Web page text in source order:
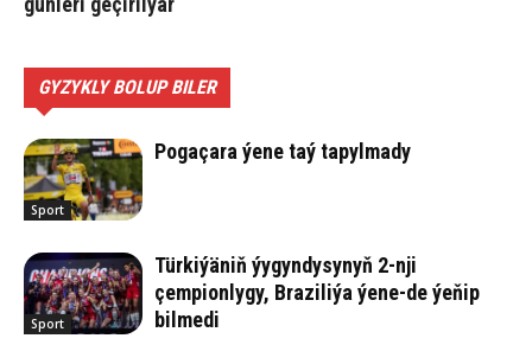
GYZYKLY BOLUP BILER
Sport
Pogaçara ýene taý tapylmady
Sport
Türkiýäniň ýygyndysynyň 2-nji
çempionlygy, Braziliýa ýene-de ýeňip
bilmedi